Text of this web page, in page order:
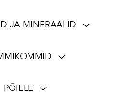
JA MINERAALID
PÕIELE